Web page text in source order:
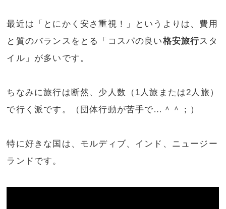
最近は「とにかく安さ重視！」というよりは、費用
と質のバランスをとる「コスパの良い格安旅行スタ
イル」が多いです。
ちなみに旅行は断然、少人数（1人旅または2人旅）
で行く派です。（団体行動が苦手で…＾＾；）
特に好きな国は、モルディブ、インド、ニュージー
ランドです。